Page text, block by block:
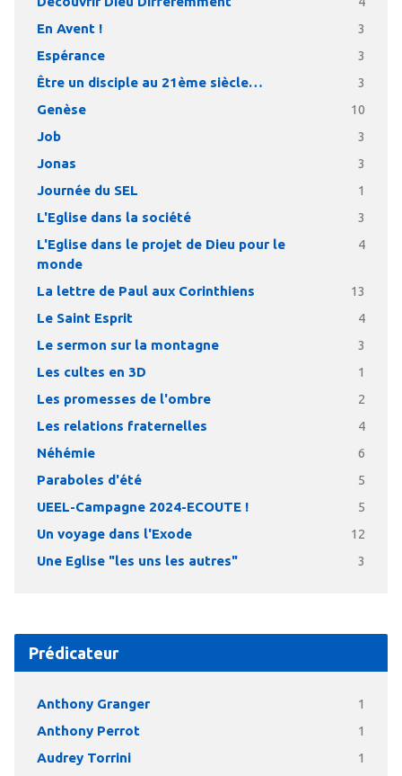
En Avent ! 3
Espérance 3
Être un disciple au 21ème siècle… 3
Genèse 10
Job 3
Jonas 3
Journée du SEL 1
L'Eglise dans la société 3
L'Eglise dans le projet de Dieu pour le
monde
4
La lettre de Paul aux Corinthiens 13
Le Saint Esprit 4
Le sermon sur la montagne 3
Les cultes en 3D 1
Les promesses de l'ombre 2
Les relations fraternelles 4
Néhémie 6
Paraboles d'été 5
UEEL-Campagne 2024-ECOUTE ! 5
Un voyage dans l'Exode 12
Une Eglise "les uns les autres" 3
Prédicateur
Anthony Granger 1
Anthony Perrot 1
Audrey Torrini 1